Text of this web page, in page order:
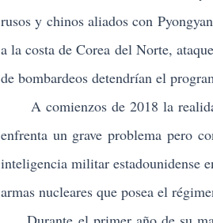
rusos y chinos aliados con
a la costa de Corea del Norte,
de bombardeos detendrían el
A comienzos de 2018 la
enfrenta un grave problema pero
inteligencia militar estadounidense
armas nucleares que posea el